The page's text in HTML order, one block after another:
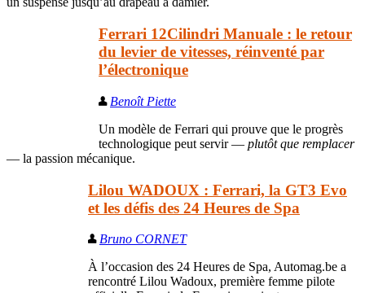
Ferrari 12Cilindri Manuale : le retour
du levier de vitesses, réinventé par
l’électronique
Benoît Piette
Un modèle de Ferrari qui prouve que le progrès
technologique peut servir — plutôt que remplacer
— la passion mécanique.
Lilou WADOUX : Ferrari, la GT3 Evo
et les défis des 24 Heures de Spa
Bruno CORNET
À l’occasion des 24 Heures de Spa, Automag.be a
rencontré Lilou Wadoux, première femme pilote